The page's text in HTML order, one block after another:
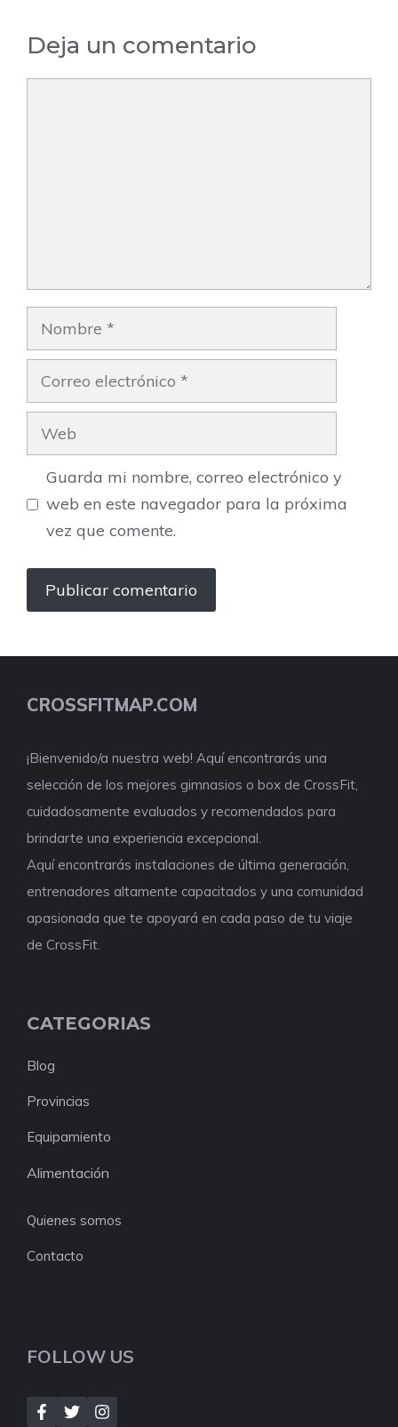
Deja un comentario
Nombre
Correo
electrónico
Web
Guarda mi nombre, correo electrónico y
web en este navegador para la próxima
vez que comente.
CROSSFITMAP.COM
¡Bienvenido/a nuestra web! Aquí encontrarás una
selección de los mejores gimnasios o box de CrossFit,
cuidadosamente evaluados y recomendados para
brindarte una experiencia excepcional.
Aquí encontrarás instalaciones de última generación,
entrenadores altamente capacitados y una comunidad
apasionada que te apoyará en cada paso de tu viaje
de CrossFit.
CATEGORIAS
Blog
Provincias
Equipamiento
Alimentación
Quienes somos
Contacto
FOLLOW US